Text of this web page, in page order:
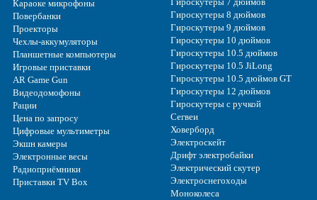
Караоке микрофоны
Повербанки
Проекторы
Чехлы-аккумуляторы
Планшетные компьютеры
Игровые приставки
AR Game Gun
Видеодомофоны
Рации
Цена по запросу
Цифровые мультиметры
Экшн камеры
Электронные весы
Радиоприёмники
Приставки TV Box
Гироскутеры 8 дюймов
Гироскутеры 9 дюймов
Гироскутеры 10 дюймов
Гироскутеры 10.5 дюймов
Гироскутеры 10.5 JiLong
Гироскутеры 10.5 дюймов GT
Гироскутеры 12 дюймов
Гироскутеры с ручкой
Сегвеи
Ховерборд
Электроскейт
Дрифт электробайки
Электрический скутер
Электроснегоходы
Моноколеса